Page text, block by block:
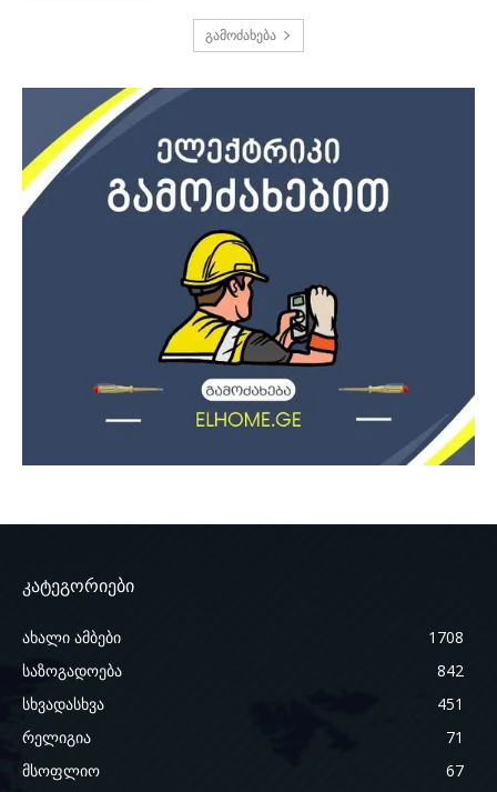
გამოძახება
კატეგორიები
ახალი ამბები
1708
საზოგადოება
842
სხვადასხვა
451
რელიგია
71
მსოფლიო
67